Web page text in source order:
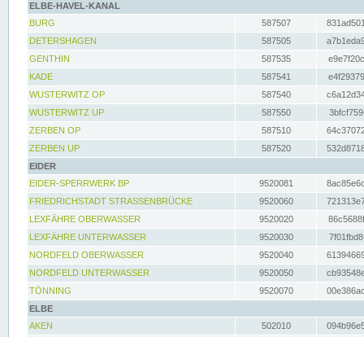
ELBE-HAVEL-KANAL
BURG
587507
DETERSHAGEN
587505
GENTHIN
587535
KADE
587541
WUSTERWITZ OP
587540
WUSTERWITZ UP
587550
ZERBEN OP
587510
ZERBEN UP
587520
EIDER
EIDER-SPERRWERK BP
9520081
FRIEDRICHSTADT STRASSENBRÜCKE
9520060
LEXFÄHRE OBERWASSER
9520020
LEXFÄHRE UNTERWASSER
9520030
NORDFELD OBERWASSER
9520040
NORDFELD UNTERWASSER
9520050
TÖNNING
9520070
ELBE
AKEN
502010